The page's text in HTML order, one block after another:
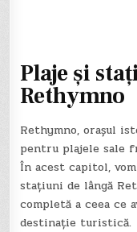
Plaje și
Rethymno
Rethymno, orașul
pentru plajele sale
În acest capitol,
stațiuni de lângă
completă a ceea ce
destinație turistică.